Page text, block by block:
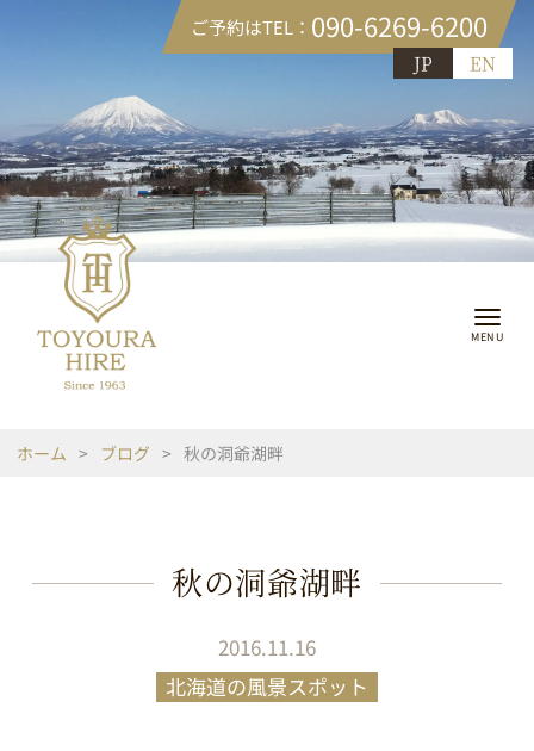
ご予約はTEL： 090-6269-6200
JP EN
ホーム > ブログ > 秋の洞爺湖畔
秋の洞爺湖畔
2016.11.16
北海道の風景スポット